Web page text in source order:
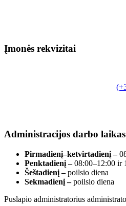
Įmonės rekvizitai
Administracijos darbo laikas
Pirmadienį–ketvirtadienį –
Penktadienį –08:00–12:00 ir
Šeštadienį –poilsio diena
Sekmadienį –poilsio diena
Puslapio administratorius